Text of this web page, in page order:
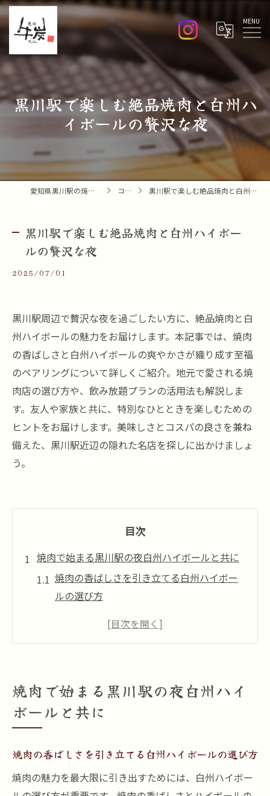
Menu
黒川駅で楽しむ絶品焼肉と白州ハ
イボールの贅沢な夜
愛知県黒川駅の焼肉なら焼肉 牛炭 コラム 黒川駅で楽しむ絶品焼肉と白州ハイボールの贅沢な夜
黒川駅で楽しむ絶品焼肉と白州ハイボー
ルの贅沢な夜
2025/07/01
黒川駅周辺で贅沢な夜を過ごしたい方に、絶品焼肉と白
州ハイボールの魅力をお届けします。本記事では、焼肉
の香ばしさと白州ハイボールの爽やかさが織り成す至福
のペアリングについて詳しくご紹介。地元で愛される焼
肉店の選び方や、飲み放題プランの活用法も解説しま
す。友人や家族と共に、特別なひとときを楽しむための
ヒントをお届けします。美味しさとコスパの良さを兼ね
備えた、黒川駅近辺の隠れた名店を探しに出かけましょ
う。
目次
焼肉で始まる黒川駅の夜白州ハイボールと共に
焼肉の香ばしさを引き立てる白州ハイボー
ルの選び方
黒川駅周辺で楽しむ焼肉とハイボールの秘
黒川駅での焼肉体験を最大限に楽しむコツ
焼肉と白州ハイボールが紡ぐ贅沢な夜の始
地元で愛される焼肉店で特別な夜を
香ばしい焼肉と白州ハイボールの絶妙なマリア
ージュ
焼肉で始まる黒川駅の夜白州ハイ
ボールと共に
焼肉の香ばしさを引き立てる白州ハイボールの選び方
焼肉の魅力を最大限に引き出すためには、白州ハイボー